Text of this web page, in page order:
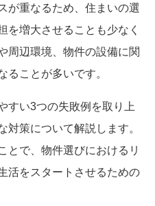
が重なるため、住まいの選
を増大させることも少なく
周辺環境、物件の設備に関
ることが多いです。
すい3つの失敗例を取り上
対策について解説します。
とで、物件選びにおけるリ
活をスタートさせるための